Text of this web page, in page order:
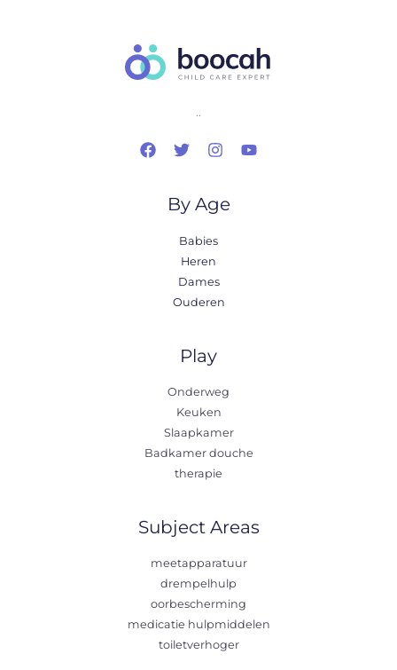
..
By Age
Babies
Heren
Dames
Ouderen
Play
Onderweg
Keuken
Slaapkamer
Badkamer douche
therapie
Subject Areas
meetapparatuur
drempelhulp
oorbescherming
medicatie hulpmiddelen
toiletverhoger